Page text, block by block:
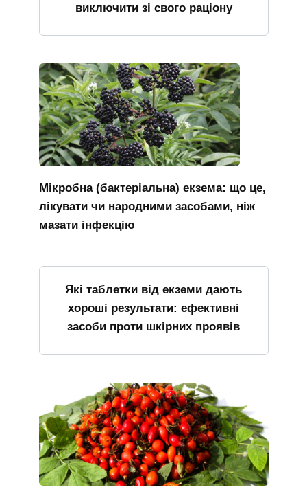
виключити зі свого раціону
Мікробна (бактеріальна) екзема: що це,
лікувати чи народними засобами, ніж
мазати інфекцію
Які таблетки від екземи дають
хороші результати: ефективні
засоби проти шкірних проявів